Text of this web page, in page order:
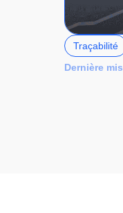
Traçabilité
Dernière